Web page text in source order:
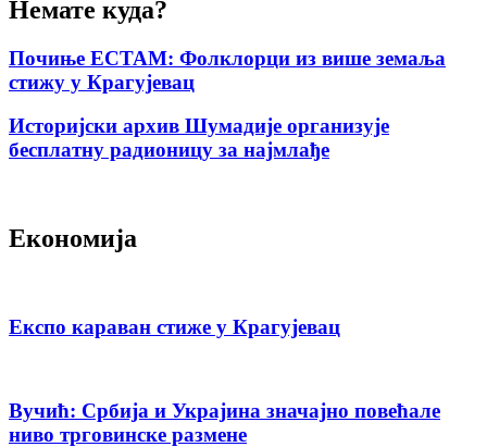
Немате куда?
Почиње ЕСТАМ: Фолклорци из више земаља
стижу у Крагујевац
Историјски архив Шумадије организује
бесплатну радионицу за најмлађе
Економија
Експо караван стиже у Крагујевац
Вучић: Србија и Украјина значајно повећале
ниво трговинске размене